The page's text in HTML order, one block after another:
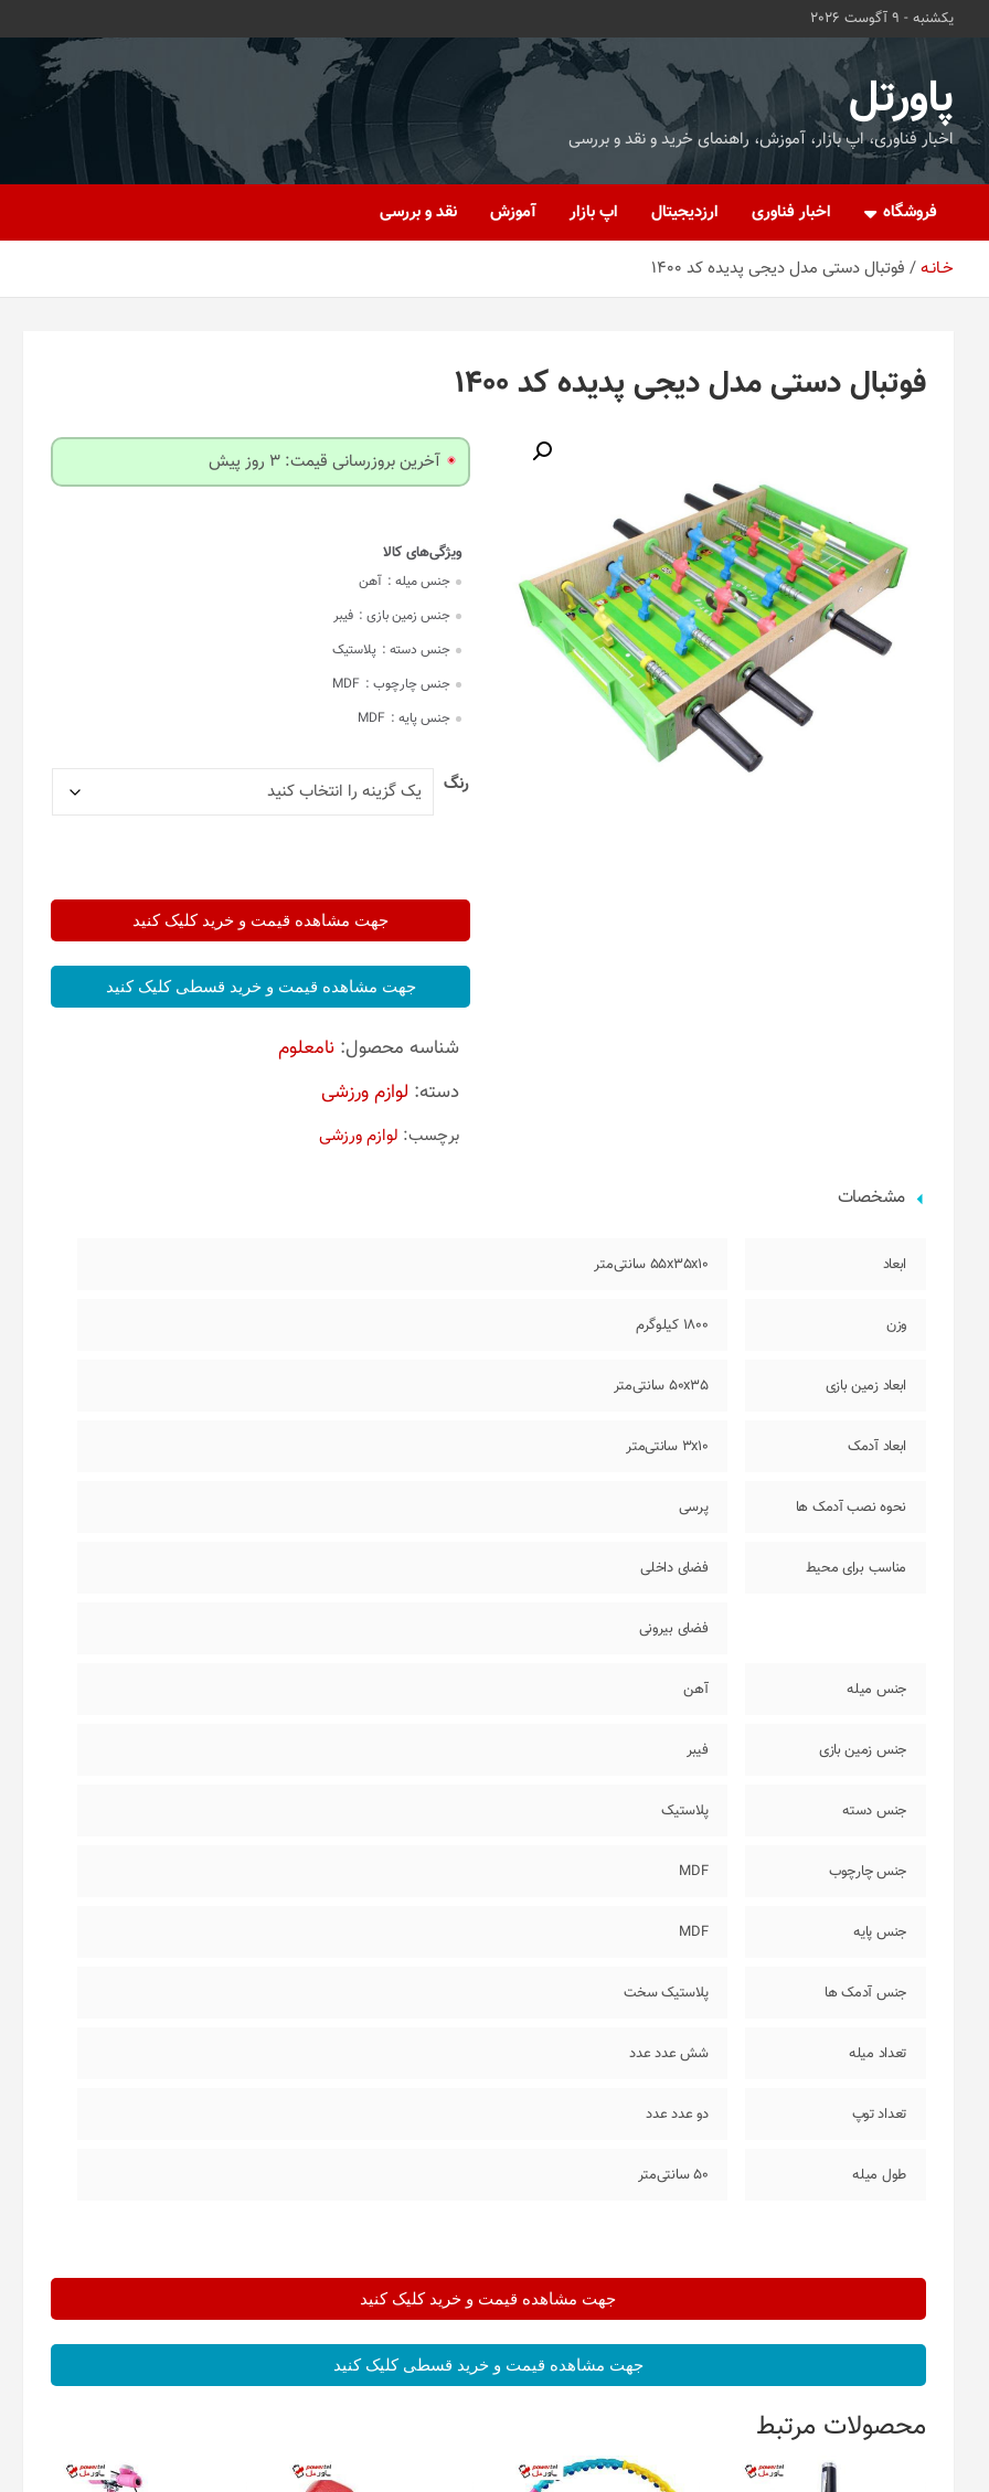
یکشنبه - 9 آگوست 2026
پاورتل
اخبار فناوری، اپ بازار، آموزش، راهنمای خرید و نقد و بررسی
فروشگاه اخبار فناوری ارزدیجیتال اپ بازار آموزش نقد و بررسی
خـانـه فوتبال دستی مدل دیجی پدیده کد 1400
فوتبال دستی مدل دیجی پدیده کد 1400
آخرین بروزرسانی قیمت: 3 روز پیش
جنس میله : آهن
جنس زمین بازی : فیبر
جنس دسته : پلاستیک
جنس چارچوب : MDF
جنس پایه : MDF
رنگ
جهت مشاهده قیمت و خرید کلیک کنید
جهت مشاهده قیمت و خرید قسطی کلیک کنید
شناسه محصول: نامعلوم
دسته: لوازم ورزشی
برچسب: لوازم ورزشی
مشخصات
ابعاد 55x35x10 سانتی‌متر
وزن 1800 کیلوگرم
ابعاد زمین بازی 50x35 سانتی‌متر
ابعاد آدمک 3x10 سانتی‌متر
نحوه نصب آدمک ها پرسی
مناسب برای محیط فضای داخلی
فضای بیرونی
جنس میله آهن
جنس زمین بازی فیبر
جنس دسته پلاستیک
جنس چارچوب MDF
جنس پایه MDF
جنس آدمک ها پلاستیک سخت
تعداد میله شش عدد عدد
تعداد توپ دو عدد عدد
طول میله 50 سانتی‌متر
جهت مشاهده قیمت و خرید کلیک کنید
جهت مشاهده قیمت و خرید قسطی کلیک کنید
محصولات مرتبط